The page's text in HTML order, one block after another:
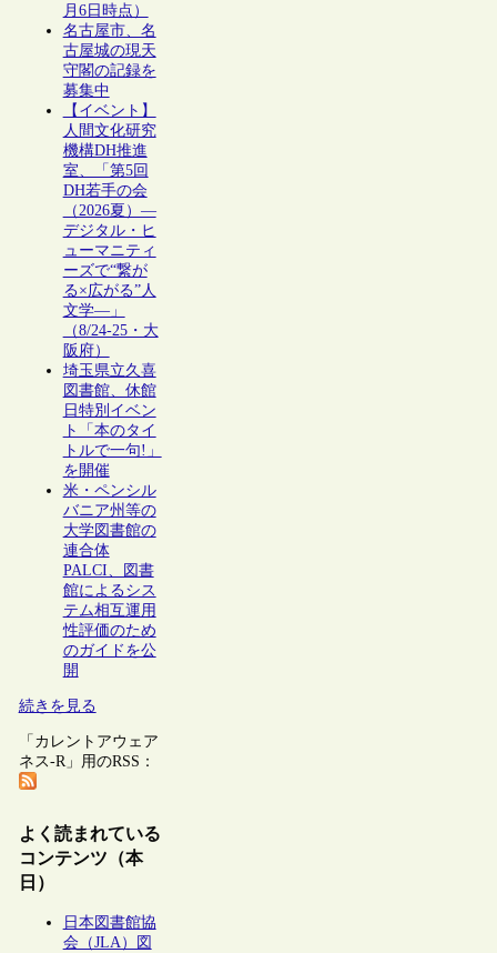
月6日時点）
名古屋市、名
古屋城の現天
守閣の記録を
募集中
【イベント】
人間文化研究
機構DH推進
室、「第5回
DH若手の会
（2026夏）―
デジタル・ヒ
ューマニティ
ーズで“繋が
る×広がる”人
文学―」
（8/24-25・大
阪府）
埼玉県立久喜
図書館、休館
日特別イベン
ト「本のタイ
トルで一句!」
を開催
米・ペンシル
バニア州等の
大学図書館の
連合体
PALCI、図書
館によるシス
テム相互運用
性評価のため
のガイドを公
開
続きを見る
「カレントアウェア
ネス-R」用のRSS：
よく読まれている
コンテンツ（本
日）
日本図書館協
会（JLA）図